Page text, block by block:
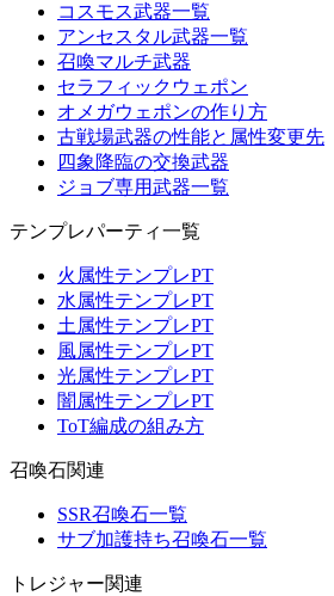
コスモス武器一覧
アンセスタル武器一覧
召喚マルチ武器
セラフィックウェポン
オメガウェポンの作り方
古戦場武器の性能と属性変更先
四象降臨の交換武器
ジョブ専用武器一覧
テンプレパーティ一覧
火属性テンプレPT
水属性テンプレPT
土属性テンプレPT
風属性テンプレPT
光属性テンプレPT
闇属性テンプレPT
ToT編成の組み方
召喚石関連
SSR召喚石一覧
サブ加護持ち召喚石一覧
トレジャー関連